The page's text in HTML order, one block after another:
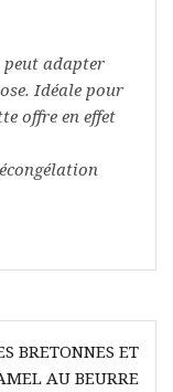
peut adapter
Idéale pour
offre en effet
BRETONNES ET
AU BEURRE